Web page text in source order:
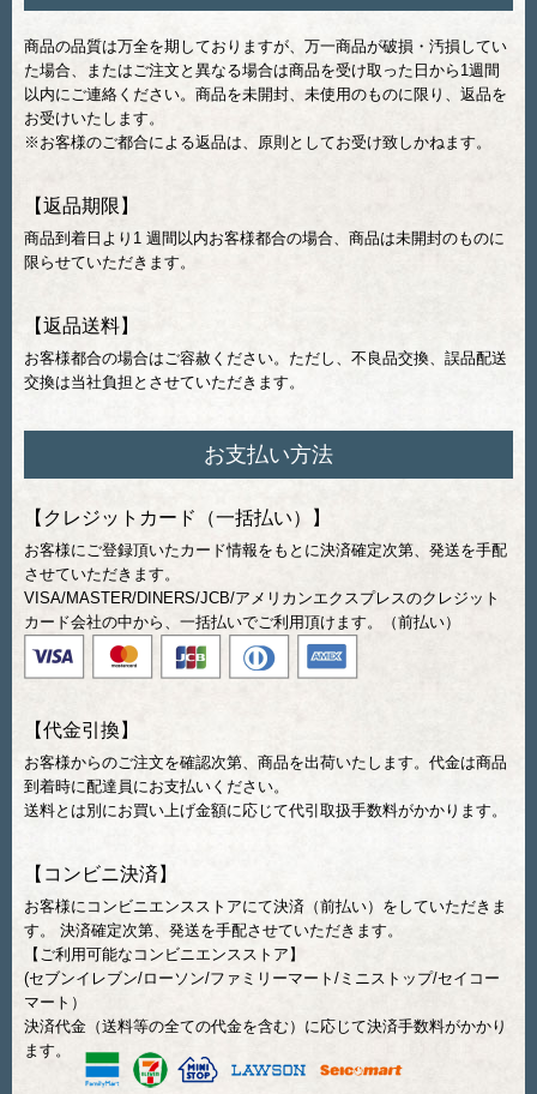
商品の品質は万全を期しておりますが、万一商品が破損・汚損してい
た場合、またはご注文と異なる場合は商品を受け取った日から1週間
以内にご連絡ください。商品を未開封、未使用のものに限り、返品を
お受けいたします。
※お客様のご都合による返品は、原則としてお受け致しかねます。
【返品期限】
商品到着日より1 週間以内お客様都合の場合、商品は未開封のものに
限らせていただきます。
【返品送料】
お客様都合の場合はご容赦ください。ただし、不良品交換、誤品配送
交換は当社負担とさせていただきます。
お支払い方法
【クレジットカード（一括払い）】
お客様にご登録頂いたカード情報をもとに決済確定次第、発送を手配
させていただきます。
VISA/MASTER/DINERS/JCB/アメリカンエクスプレスのクレジット
カード会社の中から、一括払いでご利用頂けます。（前払い）
【代金引換】
お客様からのご注文を確認次第、商品を出荷いたします。代金は商品
到着時に配達員にお支払いください。
送料とは別にお買い上げ金額に応じて代引取扱手数料がかかります。
【コンビニ決済】
お客様にコンビニエンスストアにて決済（前払い）をしていただきま
す。 決済確定次第、発送を手配させていただきます。
【ご利用可能なコンビニエンスストア】
(セブンイレブン/ローソン/ファミリーマート/ミニストップ/セイコー
マート）
決済代金（送料等の全ての代金を含む）に応じて決済手数料がかかり
ます。